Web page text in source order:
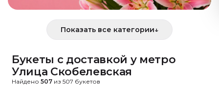
Показать все категории↓
Букеты с доставкой у метро
Улица Скобелевская
Найдено 507 из 507 букетов